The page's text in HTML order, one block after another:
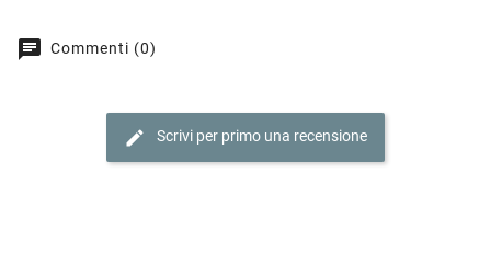
chat Commenti (0)
edit Scrivi per primo una recensione